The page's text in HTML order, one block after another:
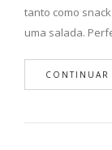
tanto como
uma salada.
CONTINUAR